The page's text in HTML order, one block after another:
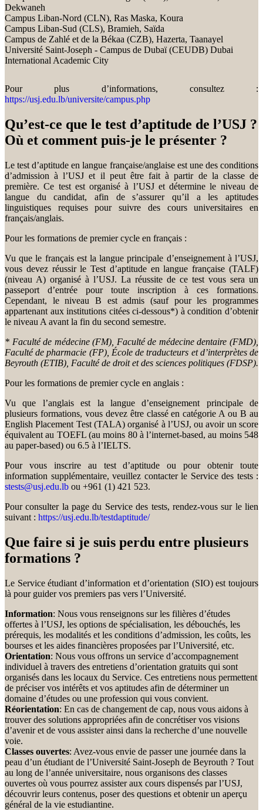
Dekwaneh
Campus Liban-Nord (CLN), Ras Maska, Koura
Campus Liban-Sud (CLS), Bramieh, Saïda
Campus de Zahlé et de la Békaa (CZB), Hazerta, Taanayel
Université Saint-Joseph - Campus de Dubaï (CEUDB) Dubai
International Academic City
Pour plus d’informations, consultez :
https://usj.edu.lb/universite/campus.php
Qu’est-ce que le test d’aptitude de l’USJ ?
Où et comment puis-je le présenter ?
Le test d’aptitude en langue française/anglaise est une des conditions
d’admission à l’USJ et il peut être fait à partir de la classe de
première. Ce test est organisé à l’USJ et détermine le niveau de
langue du candidat, afin de s’assurer qu’il a les aptitudes
linguistiques requises pour suivre des cours universitaires en
français/anglais.
Pour les formations de premier cycle en français :
Vu que le français est la langue principale d’enseignement à l’USJ,
vous devez réussir le Test d’aptitude en langue française (TALF)
(niveau A) organisé à l’USJ. La réussite de ce test vous sera un
passeport d’entrée pour toute inscription à ces formations.
Cependant, le niveau B est admis (sauf pour les programmes
appartenant aux institutions citées ci-dessous*) à condition d’obtenir
le niveau A avant la fin du second semestre.
* Faculté de médecine (FM), Faculté de médecine dentaire (FMD),
Faculté de pharmacie (FP), École de traducteurs et d’interprètes de
Beyrouth (ETIB), Faculté de droit et des sciences politiques (FDSP).
Pour les formations de premier cycle en anglais :
Vu que l’anglais est la langue d’enseignement principale de
plusieurs formations, vous devez être classé en catégorie A ou B au
English Placement Test (TALA) organisé à l’USJ, ou avoir un score
équivalent au TOEFL (au moins 80 à l’internet-based, au moins 548
au paper-based) ou 6.5 à l’IELTS.
Pour vous inscrire au test d’aptitude ou pour obtenir toute
information supplémentaire, veuillez contacter le Service des tests :
stests@usj.edu.lb ou +961 (1) 421 523.
Pour consulter la page du Service des tests, rendez-vous sur le lien
suivant : https://usj.edu.lb/testdaptitude/
Que faire si je suis perdu entre plusieurs
formations ?
Le Service étudiant d’information et d’orientation (SIO) est toujours
là pour guider vos premiers pas vers l’Université.
Information: Nous vous renseignons sur les filières d’études
offertes à l’USJ, les options de spécialisation, les débouchés, les
prérequis, les modalités et les conditions d’admission, les coûts, les
bourses et les aides financières proposées par l’Université, etc.
Orientation: Nous vous offrons un service d’accompagnement
individuel à travers des entretiens d’orientation gratuits qui sont
organisés dans les locaux du Service. Ces entretiens nous permettent
de préciser vos intérêts et vos aptitudes afin de déterminer un
domaine d’études ou une profession qui vous convient.
Réorientation: En cas de changement de cap, nous vous aidons à
trouver des solutions appropriées afin de concrétiser vos visions
d’avenir et de vous assister ainsi dans la recherche d’une nouvelle
voie.
Classes ouvertes: Avez-vous envie de passer une journée dans la
peau d’un étudiant de l’Université Saint-Joseph de Beyrouth ? Tout
au long de l’année universitaire, nous organisons des classes
ouvertes où vous pourrez assister aux cours dispensés par l’USJ,
découvrir leurs contenus, poser des questions et obtenir un aperçu
général de la vie estudiantine.